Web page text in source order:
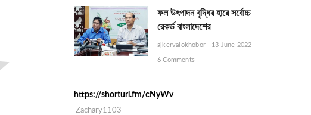
ফল উৎপাদন বৃদ্ধির হারে সর্বোচ্চ
রেকর্ড বাংলাদেশের
ajkervalokhobor 13 June 2022
6 Comments
https://shorturl.fm/cNyWv
Zachary1103